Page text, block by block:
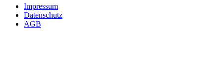
Impressum
Datenschutz
AGB